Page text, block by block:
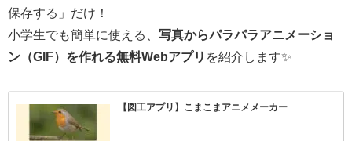
保存する」だけ！
小学生でも簡単に使える、 写真からパラパラアニメーショ
ン（GIF）を作れる無料Webアプリ を紹介します✨
【図工アプリ】こまこまアニメメーカー